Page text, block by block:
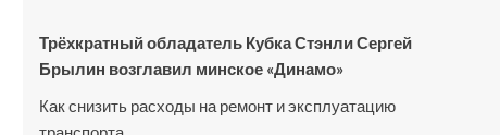
Трёхкратный обладатель Кубка Стэнли Сергей
Брылин возглавил минское «Динамо»
Как снизить расходы на ремонт и эксплуатацию